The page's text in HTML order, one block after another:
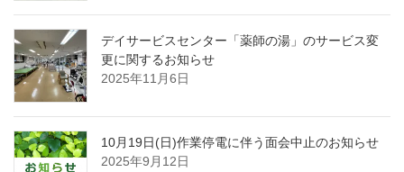
デイサービスセンター「薬師の湯」のサービス変
更に関するお知らせ
2025年11月6日
10月19日(日)作業停電に伴う面会中止のお知らせ
2025年9月12日